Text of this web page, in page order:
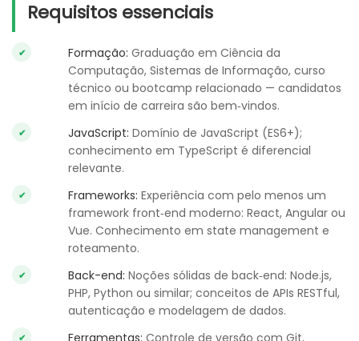
Requisitos essenciais
Formação: Graduação em Ciência da
Computação, Sistemas de Informação, curso
técnico ou bootcamp relacionado — candidatos
em início de carreira são bem‑vindos.
JavaScript: Domínio de JavaScript (ES6+);
conhecimento em TypeScript é diferencial
relevante.
Frameworks: Experiência com pelo menos um
framework front‑end moderno: React, Angular ou
Vue. Conhecimento em state management e
roteamento.
Back-end: Noções sólidas de back‑end: Node.js,
PHP, Python ou similar; conceitos de APIs RESTful,
autenticação e modelagem de dados.
Ferramentas: Controle de versão com Git,